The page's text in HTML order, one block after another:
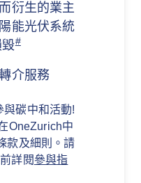
衍生的業主
能光伏系統
毀#
介服務
碳中和活動!
OneZurich中
款及細則。請
詳閱參與指